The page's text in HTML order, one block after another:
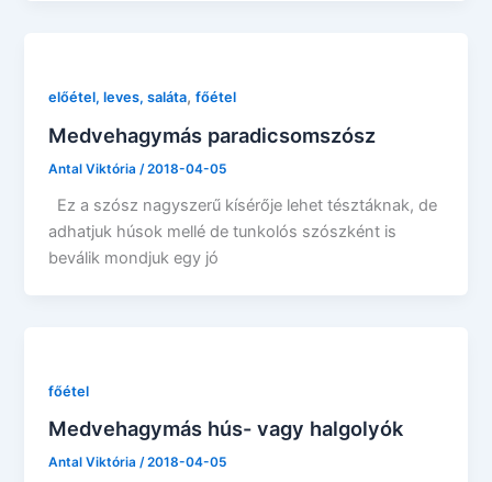
előétel, leves, saláta,főétel
Medvehagymás paradicsomszósz
Antal Viktória/2018-04-05
Ez a szósz nagyszerű kísérője lehet tésztáknak, de
adhatjuk húsok mellé de tunkolós szószként is
beválik mondjuk egy jó
főétel
Medvehagymás hús- vagy halgolyók
Antal Viktória/2018-04-05